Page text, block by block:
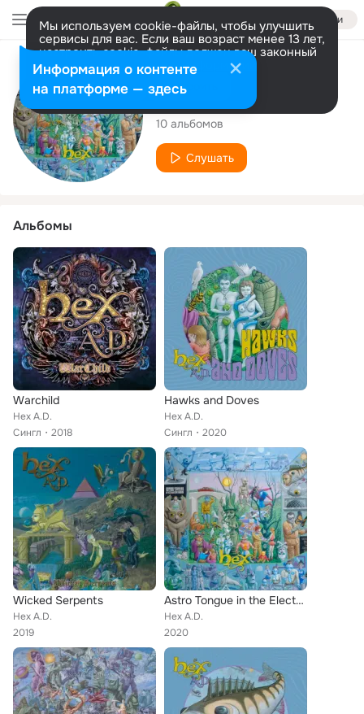
Войти
Мы используем cookie-файлы, чтобы улучшить
сервисы для вас. Если ваш возраст менее 13 лет,
настроить cookie-файлы должен ваш законный
представитель. Больше информации
Разрешить все Настроить
Исполнитель
Hex A.D.
10 альбомов
Слушать
Альбомы
Warchild
Hex A.D.
Сингл
2018
Hawks and Doves
Hex A.D.
Сингл
2020
Wicked Serpents
Hex A.D.
2019
Astro Tongue in the Electric Garden
Hex A.D.
2020
Информация о контенте
на платформе — здесь